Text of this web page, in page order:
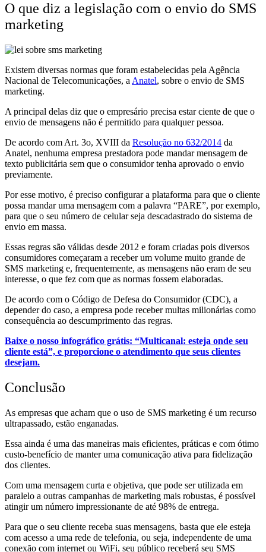
O que diz a legislação com o envio do SMS
marketing
Existem diversas normas que foram estabelecidas pela Agência
Nacional de Telecomunicações, a Anatel, sobre o envio de SMS
marketing.
A principal delas diz que o empresário precisa estar ciente de que o
envio de mensagens não é permitido para qualquer pessoa.
De acordo com Art. 3o, XVIII da Resolução no 632/2014 da
Anatel, nenhuma empresa prestadora pode mandar mensagem de
texto publicitária sem que o consumidor tenha aprovado o envio
previamente.
Por esse motivo, é preciso configurar a plataforma para que o cliente
possa mandar uma mensagem com a palavra “PARE”, por exemplo,
para que o seu número de celular seja descadastrado do sistema de
envio em massa.
Essas regras são válidas desde 2012 e foram criadas pois diversos
consumidores começaram a receber um volume muito grande de
SMS marketing e, frequentemente, as mensagens não eram de seu
interesse, o que fez com que as normas fossem elaboradas.
De acordo com o Código de Defesa do Consumidor (CDC), a
depender do caso, a empresa pode receber multas milionárias como
consequência ao descumprimento das regras.
Baixe o nosso infográfico grátis: “Multicanal: esteja onde seu
cliente está”, e proporcione o atendimento que seus clientes
desejam.
Conclusão
As empresas que acham que o uso de SMS marketing é um recurso
ultrapassado, estão enganadas.
Essa ainda é uma das maneiras mais eficientes, práticas e com ótimo
custo-benefício de manter uma comunicação ativa para fidelização
dos clientes.
Com uma mensagem curta e objetiva, que pode ser utilizada em
paralelo a outras campanhas de marketing mais robustas, é possível
atingir um número impressionante de até 98% de entrega.
Para que o seu cliente receba suas mensagens, basta que ele esteja
com acesso a uma rede de telefonia, ou seja, independente de uma
conexão com internet ou WiFi, seu público receberá seu SMS